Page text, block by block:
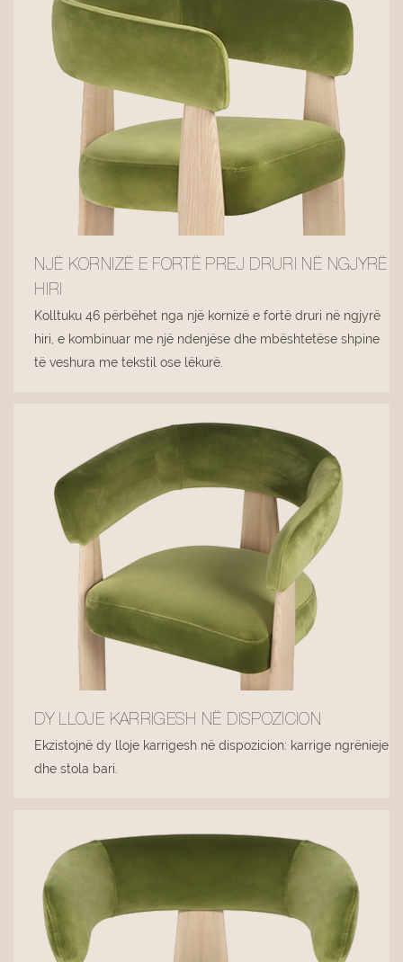
NJË KORNIZË E FORTË PREJ DRURI NË NGJYRË
HIRI
Kolltuku 46 përbëhet nga një kornizë e fortë druri në ngjyrë
hiri, e kombinuar me një ndenjëse dhe mbështetëse shpine
të veshura me tekstil ose lëkurë.
DY LLOJE KARRIGESH NË DISPOZICION
Ekzistojnë dy lloje karrigesh në dispozicion: karrige ngrënieje
dhe stola bari.